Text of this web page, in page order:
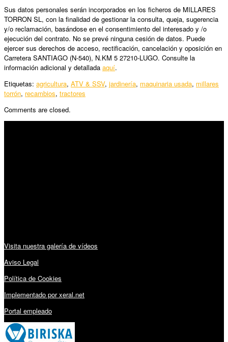
Sus datos personales serán incorporados en los ficheros de MILLARES
TORRON SL, con la finalidad de gestionar la consulta, queja, sugerencia
y/o reclamación, basándose en el consentimiento del interesado y /o
ejecución del contrato. No se prevé ninguna cesión de datos. Puede
ejercer sus derechos de acceso, rectificación, cancelación y oposición en
Carretera SANTIAGO (N-540), N.KM 5 27210-LUGO. Consulte la
información adicional y detallada aquí.
Etiquetas: agricultura, ATV & SSV, jardinería, maquinaria usada, millares
torrón, recambios, tractores
Comments are closed.
Visita nuestra galería de vídeos
Aviso Legal
Política de Cookies
Implementado por xeral.net
Portal empleado